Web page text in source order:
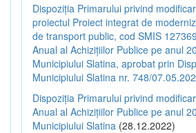
Dispoziția Primarului privind
proiectul Proiect integrat de
de transport public, cod SMIS
Anual al Achizițiilor Publice pe anul
Municipiului Slatina, aprobat prin
Municipiului Slatina nr. 748/
Dispoziția Primarului privind
Anual al Achizițiilor Publice pe anul
Municipiului Slatina (28.12.2022)